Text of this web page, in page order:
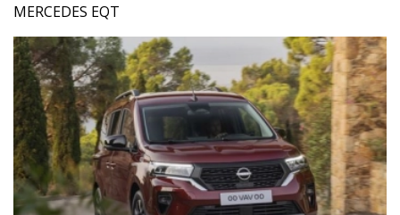
MERCEDES EQT